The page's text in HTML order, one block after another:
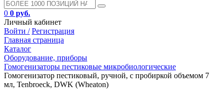
0 0 руб.
Личный кабинет
Войти / Регистрация
Главная страница
Каталог
Оборудование, приборы
Гомогенизаторы пестиковые микробиологические
Гомогенизатор пестиковый, ручной, с пробиркой объемом 7
мл, Tenbroeck, DWK (Wheaton)